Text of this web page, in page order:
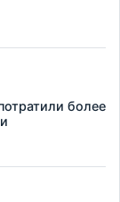
более